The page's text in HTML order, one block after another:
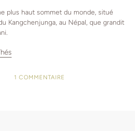
plus haut sommet du monde, situé
Kangchenjunga, au Népal, que grandit
1 COMMENTAIRE